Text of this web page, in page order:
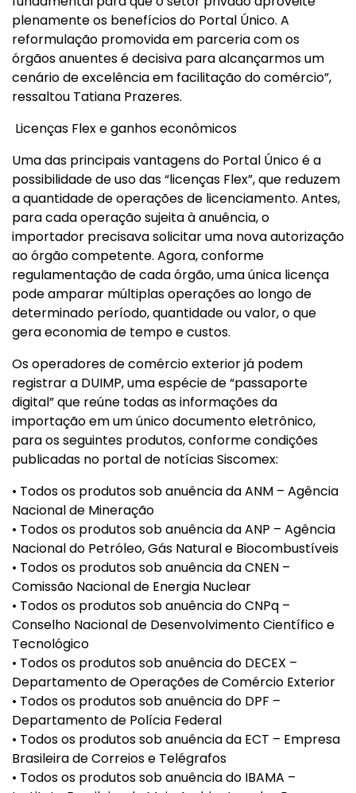
plenamente os benefícios do Portal Único. A
reformulação promovida em parceria com os
órgãos anuentes é decisiva para alcançarmos um
cenário de excelência em facilitação do comércio”,
ressaltou Tatiana Prazeres.
Licenças Flex e ganhos econômicos
Uma das principais vantagens do Portal Único é a
possibilidade de uso das “licenças Flex”, que reduzem
a quantidade de operações de licenciamento. Antes,
para cada operação sujeita à anuência, o
importador precisava solicitar uma nova autorização
ao órgão competente. Agora, conforme
regulamentação de cada órgão, uma única licença
pode amparar múltiplas operações ao longo de
determinado período, quantidade ou valor, o que
gera economia de tempo e custos.
Os operadores de comércio exterior já podem
registrar a DUIMP, uma espécie de “passaporte
digital” que reúne todas as informações da
importação em um único documento eletrônico,
para os seguintes produtos, conforme condições
publicadas no portal de notícias Siscomex:
• Todos os produtos sob anuência da ANM – Agência
Nacional de Mineração
• Todos os produtos sob anuência da ANP – Agência
Nacional do Petróleo, Gás Natural e Biocombustíveis
• Todos os produtos sob anuência da CNEN –
Comissão Nacional de Energia Nuclear
• Todos os produtos sob anuência do CNPq –
Conselho Nacional de Desenvolvimento Científico e
Tecnológico
• Todos os produtos sob anuência do DECEX –
Departamento de Operações de Comércio Exterior
• Todos os produtos sob anuência do DPF –
Departamento de Polícia Federal
• Todos os produtos sob anuência da ECT – Empresa
Brasileira de Correios e Telégrafos
• Todos os produtos sob anuência do IBAMA –